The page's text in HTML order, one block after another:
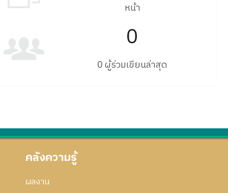
หน้า
0
0 ผู้ร่วมเขียนล่าสุด
คลังความรู้
ผลงาน